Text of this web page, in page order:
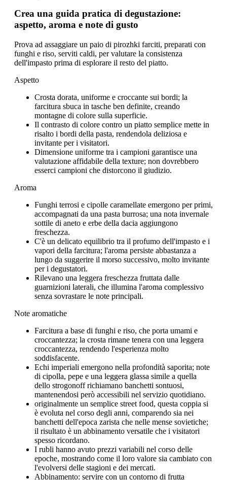
Crea una guida pratica di degustazione:
aspetto, aroma e note di gusto
Prova ad assaggiare un paio di pirozhki farciti, preparati con
funghi e riso, serviti caldi, per valutare la consistenza
dell'impasto prima di esplorare il resto del piatto.
Aspetto
Crosta dorata, uniforme e croccante sui bordi; la
farcitura sbuca in tasche ben definite, creando
montagne di colore sulla superficie.
Il contrasto di colore contro un piatto semplice mette in
risalto i bordi della pasta, rendendola deliziosa e
invitante per i visitatori.
Dimensione uniforme tra i campioni garantisce una
valutazione affidabile della texture; non dovrebbero
esserci campioni che distorcono il giudizio.
Aroma
Funghi terrosi e cipolle caramellate emergono per primi,
accompagnati da una pasta burrosa; una nota invernale
sottile di aneto e erbe della dacia aggiungono
freschezza.
C'è un delicato equilibrio tra il profumo dell'impasto e i
vapori della farcitura; l'aroma persiste abbastanza a
lungo da suggerire il morso successivo, molto invitante
per i degustatori.
Rilevano una leggera freschezza fruttata dalle
guarnizioni laterali, che illumina l'aroma complessivo
senza sovrastare le note principali.
Note aromatiche
Farcitura a base di funghi e riso, che porta umami e
croccantezza; la crosta rimane tenera con una leggera
croccantezza, rendendo l'esperienza molto
soddisfacente.
Echi imperiali emergono nella profondità saporita; note
di cipolla, pepe e una leggera glassa simile a quella
dello strogonoff richiamano banchetti sontuosi,
mantenendosi però accessibili nel servizio quotidiano.
originalmente un semplice street food, questa coppia si
è evoluta nel corso degli anni, comparendo sia nei
banchetti dell'epoca zarista che nelle mense sovietiche;
il risultato è un abbinamento versatile che i visitatori
spesso ricordano.
I rubli hanno avuto prezzi variabili nel corso delle
epoche, mostrando come il loro valore sia cambiato con
l'evolversi delle stagioni e dei mercati.
Abbinamento: servire con un contorno di frutta